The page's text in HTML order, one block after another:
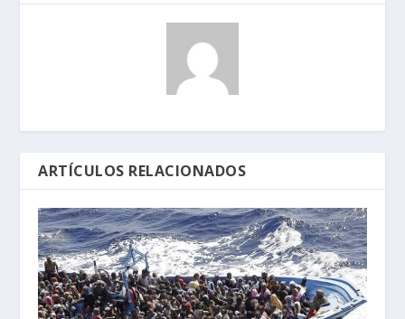
ARTÍCULOS RELACIONADOS